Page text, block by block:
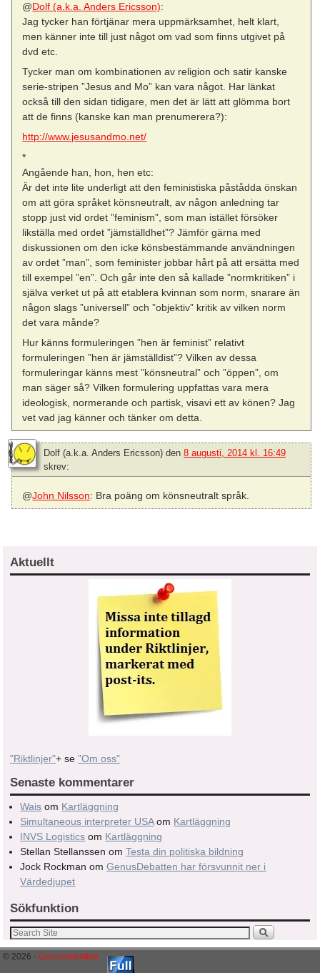
@Dolf (a.k.a. Anders Ericsson):
Jag tycker han förtjänar mera uppmärksamhet, helt klart,
men känner inte till just något om vad som finns utgivet på
dvd etc.
Tycker man om kombinationen av religion och satir kanske
serie-stripen ”Jesus and Mo” kan vara något. Har länkat
också till den sidan tidigare, men det är lätt att glömma bort
att de finns (kanske kan man prenumerera?):
http://www.jesusandmo.net/
*
Angående han, hon, hen etc:
Är det inte lite underligt att den feministiska påstådda önskan
om att göra språket könsneutralt, av någon anledning tar
stopp just vid ordet ”feminism”, som man istället försöker
likställa med ordet ”jämställdhet”? Jämför gärna med
diskussionen om den icke könsbestämmande användningen
av ordet ”man”, som feminister jobbar hårt på att ersätta med
till exempel ”en”. Och går inte den så kallade ”normkritiken” i
själva verket ut på att etablera kvinnan som norm, snarare än
någon slags ”universell” och ”objektiv” kritik av vilken norm
det vara månde?
Hur känns formuleringen ”hen är feminist” relativt
formuleringen ”hen är jämställdist”? Vilken av dessa
formuleringar känns mest ”könsneutral” och ”öppen”, om
man säger så? Vilken formulering uppfattas vara mera
ideologisk, normerande och partisk, visavi ett av könen? Jag
vet vad jag känner och tänker om detta.
Dolf (a.k.a. Anders Ericsson) den 8 augusti, 2014 kl. 16:49
skrev:
@John Nilsson: Bra poäng om könsneutralt språk.
Aktuellt
"Riktlinjer"+ se "Om oss"
Senaste kommentarer
Wais om Kartläggning
Simultaneous interpreter USAom Kartläggning
INVS Logistics om Kartläggning
Stellan Stellanssen omTesta din politiska bildning
Jock Rockman omGenusDebatten har försvunnit ner i
Värdedjupet
Sökfunktion
© 2026 - Genusdebatten